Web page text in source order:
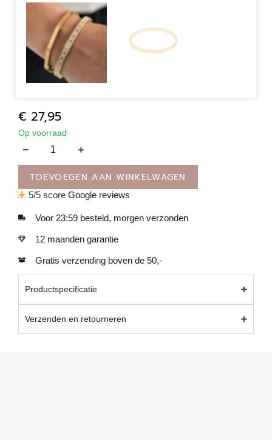
€ 27,95
Op voorraad
TOEVOEGEN AAN WINKELWAGEN
5/5 scoreGoogle reviews
Voor 23:59 besteld, morgen verzonden
12 maanden garantie
Gratis verzending boven de 50,-
Productspecificatie
Verzenden en retourneren